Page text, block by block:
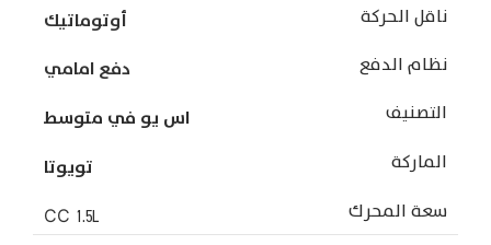
ناقل الحركة
أوتوماتيك
نظام الدفع
دفع امامي
التصنيف
اس يو في متوسط
الماركة
تويوتا
سعة المحرك
1.5L